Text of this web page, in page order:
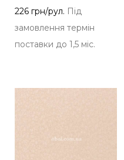
226 грн/рул. Під
замовлення термін
поставки до 1,5 міс.